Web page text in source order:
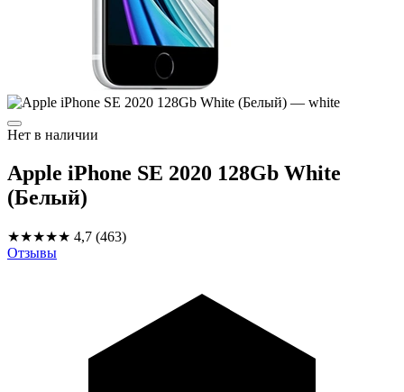
Нет в наличии
Apple iPhone SE 2020 128Gb White
(Белый)
★★★★★ 4,7 (463)
Отзывы